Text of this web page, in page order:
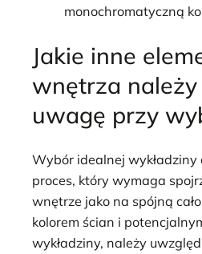
monochromatyczną
Jakie inne
wnętrza
uwagę przy
Wybór idealnej wykładziny
proces, który wymaga
wnętrze jako na spójną
kolorem ścian i
wykładziny, należy